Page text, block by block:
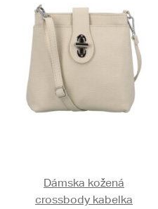
Dámska kožená
crossbody kabelka